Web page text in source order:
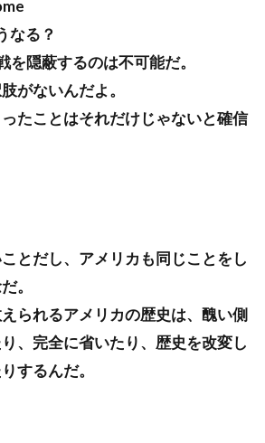
なる？
を隠蔽するのは不可能だ。
がないんだよ。
たことはそれだけじゃないと確信
とだし、アメリカも同じことをし
。
られるアメリカの歴史は、醜い側
、完全に省いたり、歴史を改変し
するんだ。